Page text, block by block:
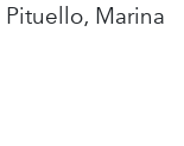
Marina